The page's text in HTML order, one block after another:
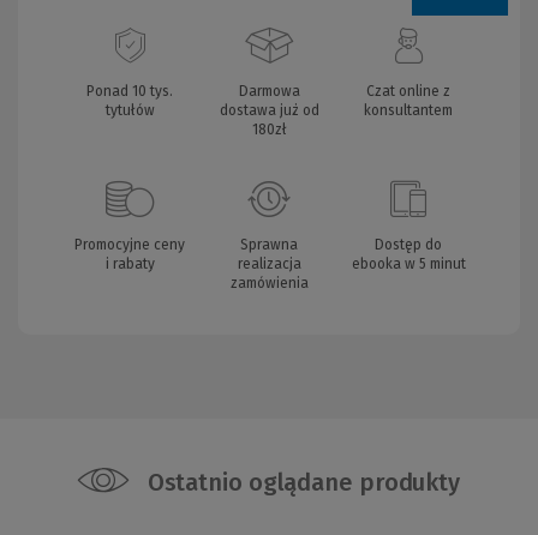
Ponad 10 tys.
tytułów
Darmowa
dostawa już od
180zł
Czat online z
konsultantem
Promocyjne ceny
i rabaty
Sprawna
realizacja
zamówienia
Dostęp do
ebooka w 5 minut
Ostatnio oglądane produkty